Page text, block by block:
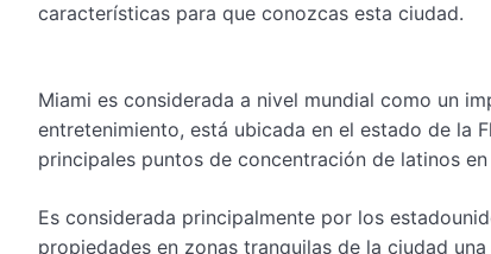
características para que conozcas esta ciudad.
Miami es considerada a nivel mundial como un
entretenimiento, está ubicada en el estado de la
principales puntos de concentración de latinos
Es considerada principalmente por los
propiedades en zonas tranquilas de la ciudad